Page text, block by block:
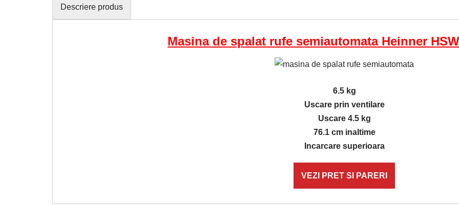
Descriere produs
Masina de spalat rufe semiautomata Heinner
6.5 kg
Uscare prin ventilare
Uscare 4.5 kg
76.1 cm inaltime
Incarcare superioara
VEZI PRET SI PARERI